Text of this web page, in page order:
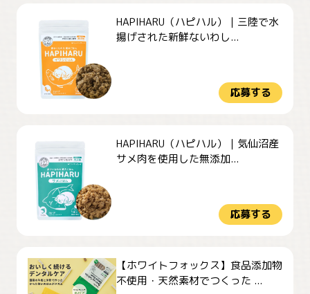
HAPIHARU（ハピハル）｜三陸で水
揚げされた新鮮ないわし...
応募する
HAPIHARU（ハピハル）｜気仙沼産
サメ肉を使用した無添加...
応募する
【ホワイトフォックス】食品添加物
不使用・天然素材でつくった ...